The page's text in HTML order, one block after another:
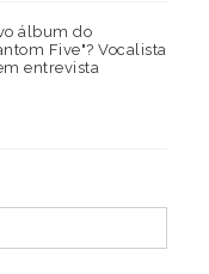
álbum do
Five"? Vocalista
entrevista